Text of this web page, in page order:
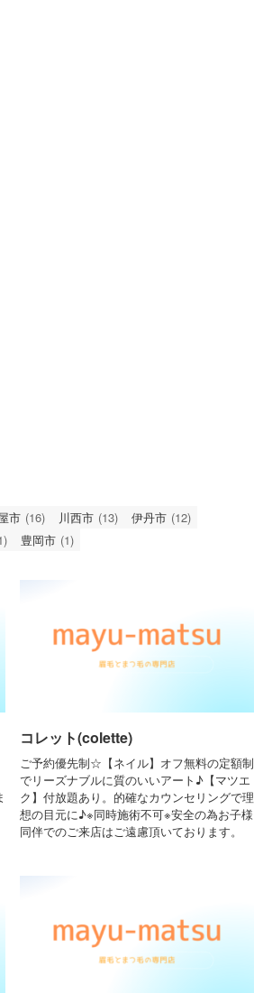
市 (16) 川西市 (13) 伊丹市 (12)
豊岡市 (1)
コレット(colette)
ご予約優先制☆【ネイル】オフ無料の定額制
でリーズナブルに質のいいアート♪【マツエ
ク】付放題あり。的確なカウンセリングで理
想の目元に♪※同時施術不可※安全の為お子様
同伴でのご来店はご遠慮頂いております。